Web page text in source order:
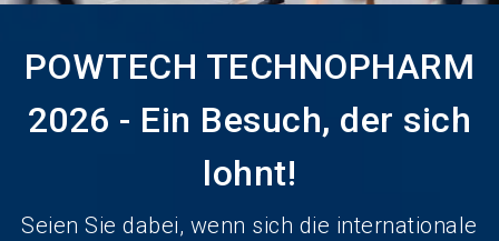
POWTECH TECHNOPHARM
2026 - Ein Besuch, der sich
lohnt!
Seien Sie dabei, wenn sich die internationale